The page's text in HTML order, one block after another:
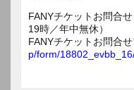
FANYチケットお問合
19時／年中無休）
FANYチケットお問合
p/form/